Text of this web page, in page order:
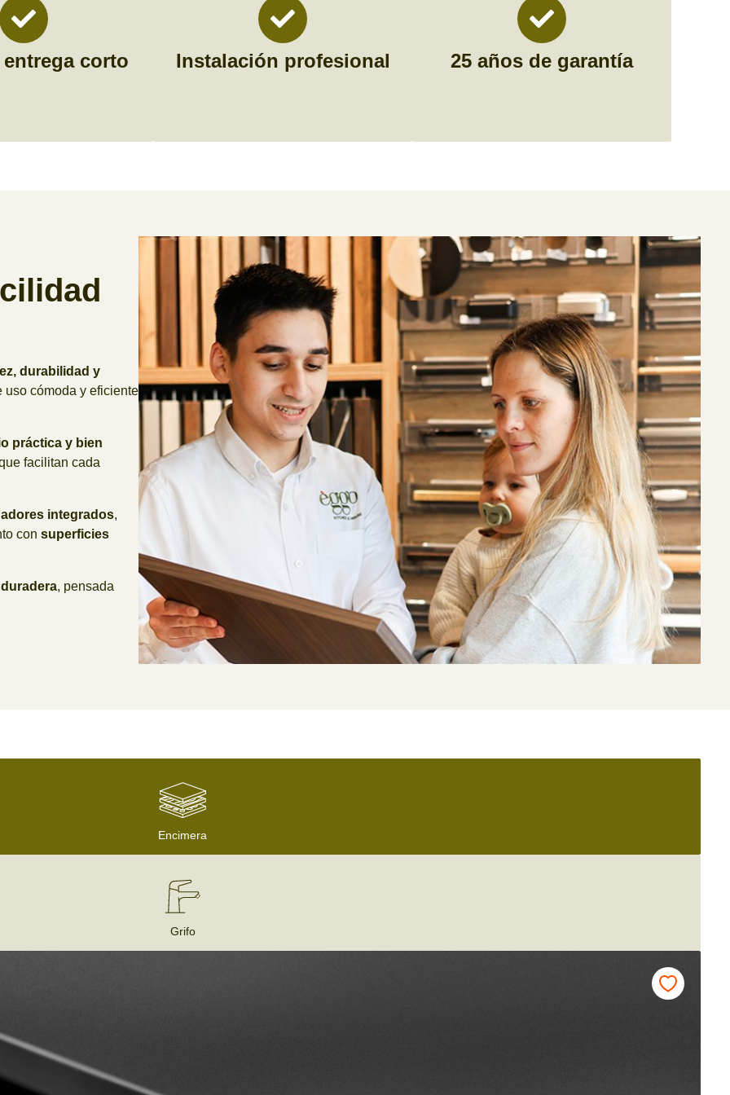
corto Instalación profesional 25 años de garantía
durabilidad y
uso cómoda y eficiente
práctica y bien
facilitan cada
integrados,
con superficies
, pensada
Encimera
Grifo